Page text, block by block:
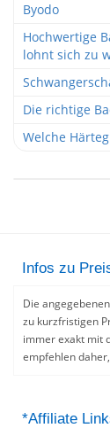
Byodo
Hochwertige
lohnt sich zu
Die richtige
Welche
Infos zu
Die
zu kurzfristigen
immer exakt mit
empfehlen
*Affiliate